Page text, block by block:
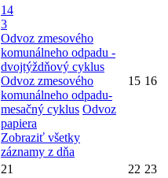
14
3
Odvoz zmesového
komunálneho odpadu -
dvojtýždňový cyklus
Odvoz zmesového
komunálneho odpadu-
mesačný cyklus Odvoz
papiera
Zobraziť všetky
záznamy z dňa
15 16
21 22 23